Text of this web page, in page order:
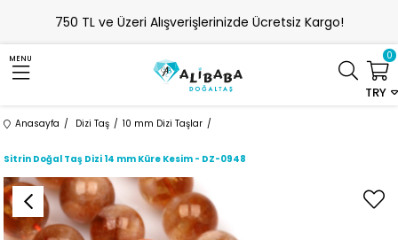
750 TL ve Üzeri Alışverişlerinizde Ücretsiz Kargo!
MENU
TRY
0
Anasayfa Dizi Taş 10 mm Dizi Taşlar
Sitrin Doğal Taş Dizi 14 mm Küre Kesim - DZ-0948